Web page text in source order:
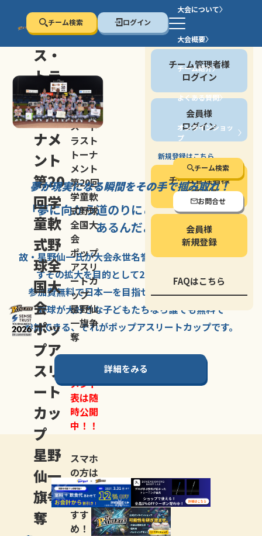
チーム検索 ログイン
大会について
大会概要
チーム紹介
よくある質問
オンラインショッ
プ
チーム検索
お問合せ
停止する
セン
ス・
トラ
スト
トー
ナメ
ント
第20
回学
童軟
式野
球全
国大
会
ポッ
プア
スリ
ート
カッ
プ
星野
仙一
旗争
奪
セン
ス・ト
ラスト
トーナ
メント
第20回
学童軟
式野球
全国大
会
ポップ
アスリ
ートカ
ップ
星野仙
一旗争
奪
メント
表は随
時公開
中！！
スマホ
の方は
LINE登
録がお
すす
め！
会員の方
チーム管理者様
ログイン
会員様
ログイン
新規登録はこちら
チーム管理者様
新規登録
会員様
新規登録
FAQはこちら
夢が現実になる瞬間をその手で掴み取れ！
「夢に向かう道のりにこそ大きな意味が
あるんだよ」
故・星野仙一氏が大会永世名誉会長を務める、野球の
すその拡大を目的として2007年に
参加費無料で日本一を目指せる唯一の野球大会。
野球が大好きな子どもたちなら誰でも無料で
参加できる、それがポップアスリートカップです。
詳細をみる